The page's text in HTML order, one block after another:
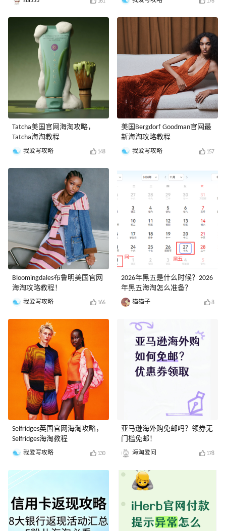
Tatcha美国官网海淘攻略，
Tatcha海淘教程
我爱写攻略 148
Bloomingdales布鲁明美国官网
海淘攻略教程！
我爱写攻略 166
Selfridges英国官网海淘攻略，
Selfridges海淘教程
我爱写攻略 130
美国Bergdorf Goodman官网最
新海淘攻略教程
我爱写攻略 157
2026年黑五是什么时候？2026
年黑五海淘怎么准备？
猫猫子 8
亚马逊海外购免邮吗？领券无
门槛免邮！
海淘爱问 178